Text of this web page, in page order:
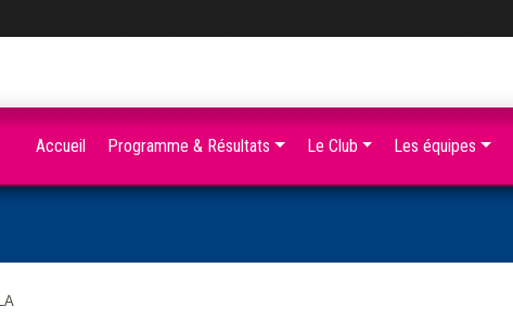
Accueil Programme & Résultats Le Club Les équipes